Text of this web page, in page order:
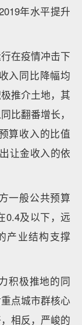
年水平提升
在疫情冲击下
入同比降幅均
推介土地，其
比翻番增长，
算收入的比值
让金收入的依
一般公共预算
0.4及以下，远
产业结构支撑
积极推地的同
点城市群核心
相反，严峻的